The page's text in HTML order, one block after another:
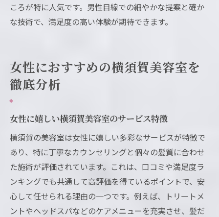
ころが特に人気です。男性目線での細やかな提案と確か
な技術で、満足度の高い体験が期待できます。
女性におすすめの横須賀美容室を
徹底分析
女性に嬉しい横須賀美容室のサービス特徴
横須賀の美容室は女性に嬉しい多彩なサービスが特徴で
あり、特に丁寧なカウンセリングと個々の髪質に合わせ
た施術が評価されています。これは、口コミや満足度ラ
ンキングでも共通して高評価を得ているポイントで、安
心して任せられる理由の一つです。例えば、トリートメ
ントやヘッドスパなどのケアメニューを充実させ、髪だ